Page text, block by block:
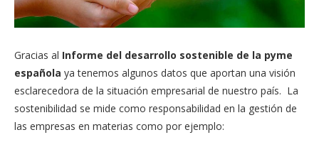
Gracias al Informe del desarrollo sostenible de la pyme
española ya tenemos algunos datos que aportan una visión
esclarecedora de la situación empresarial de nuestro país. La
sostenibilidad se mide como responsabilidad en la gestión de
las empresas en materias como por ejemplo: